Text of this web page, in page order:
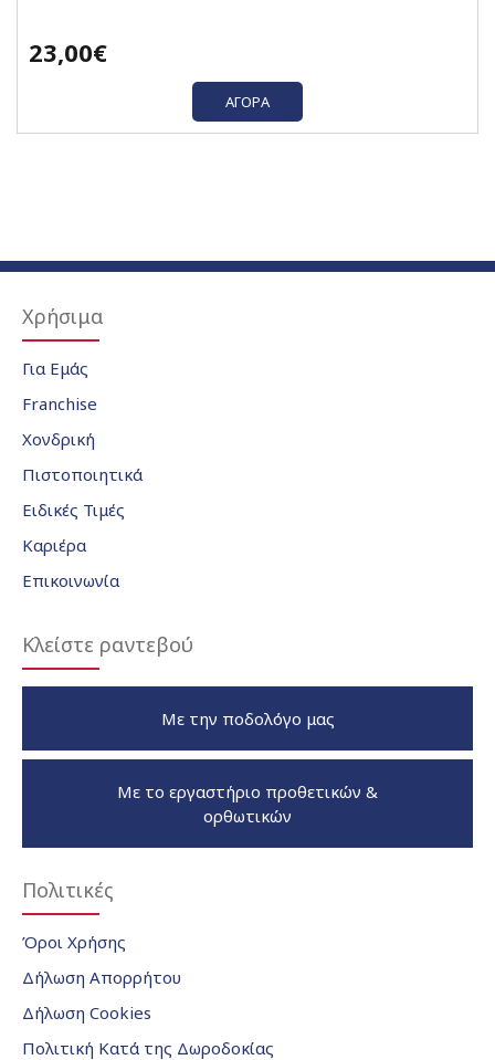
23,00€
ΑΓΟΡΆ
Χρήσιμα
Για Εμάς
Franchise
Χονδρική
Πιστοποιητικά
Ειδικές Τιμές
Καριέρα
Επικοινωνία
Κλείστε ραντεβού
Με την ποδολόγο μας
Με το εργαστήριο προθετικών &
ορθωτικών
Πολιτικές
Όροι Χρήσης
Δήλωση Απορρήτου
Δήλωση Cookies
Πολιτική Κατά της Δωροδοκίας